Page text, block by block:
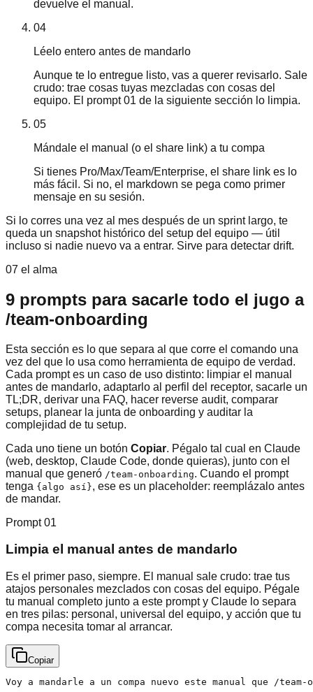
devuelve el manual.
04
Léelo entero antes de mandarlo
Aunque te lo entregue listo, vas a querer revisarlo. Sale
crudo: trae cosas tuyas mezcladas con cosas del
equipo. El prompt 01 de la siguiente sección lo limpia.
05
Mándale el manual (o el share link) a tu compa
Si tienes Pro/Max/Team/Enterprise, el share link es lo
más fácil. Si no, el markdown se pega como primer
mensaje en su sesión.
Si lo corres una vez al mes después de un sprint largo, te
queda un snapshot histórico del setup del equipo — útil
incluso si nadie nuevo va a entrar. Sirve para detectar drift.
07 el alma
9 prompts para sacarle todo el jugo a
/team-onboarding
Esta sección es lo que separa al que corre el comando una
vez del que lo usa como herramienta de equipo de verdad.
Cada prompt es un caso de uso distinto: limpiar el manual
antes de mandarlo, adaptarlo al perfil del receptor, sacarle un
TL;DR, derivar una FAQ, hacer reverse audit, comparar
setups, planear la junta de onboarding y auditar la
complejidad de tu setup.
Cada uno tiene un botón Copiar. Pégalo tal cual en Claude
(web, desktop, Claude Code, donde quieras), junto con el
manual que generó /team-onboarding. Cuando el prompt
tenga {algo así}, ese es un placeholder: reemplázalo antes
de mandar.
Prompt01
Limpia el manual antes de mandarlo
Es el primer paso, siempre. El manual sale crudo: trae tus
atajos personales mezclados con cosas del equipo. Pégale
tu manual completo junto a este prompt y Claude lo separa
en tres pilas: personal, universal del equipo, y acción que tu
compa necesita tomar al arrancar.
Copiar
Voy a mandarle a un compa nuevo este manual que /